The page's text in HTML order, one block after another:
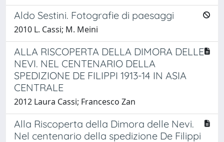
Aldo Sestini. Fotografie di paesaggi
2010 L. Cassi; M. Meini
ALLA RISCOPERTA DELLA DIMORA DELLE
NEVI. NEL CENTENARIO DELLA
SPEDIZIONE DE FILIPPI 1913-14 IN ASIA
CENTRALE
2012 Laura Cassi; Francesco Zan
Alla Riscoperta della Dimora delle Nevi.
Nel centenario della spedizione De Filippi